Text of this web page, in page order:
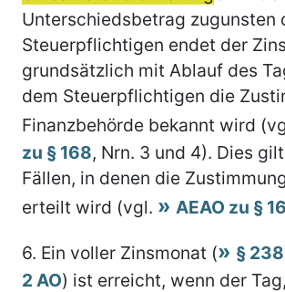
Unterschiedsbetrag zugunsten
Steuerpflichtigen endet der
grundsätzlich mit Ablauf des
dem Steuerpflichtigen die
Finanzbehörde bekannt wird
zu § 168, Nrn. 3 und 4). Dies
Fällen, in denen die
erteilt wird (vgl.
AEAO zu §
6. Ein voller Zinsmonat (
§
2 AO) ist erreicht, wenn der